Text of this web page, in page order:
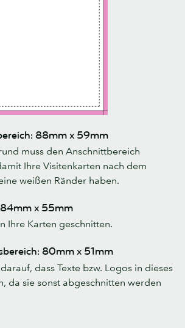
88mm x 59mm
muss den Anschnittbereich
Ihre Visitenkarten nach dem
weißen Ränder haben.
x 55mm
Ihre Karten geschnitten.
80mm x 51mm
dass Texte bzw. Logos in dieses
da sie sonst abgeschnitten werden